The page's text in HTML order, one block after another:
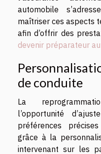
automobile
maîtriser ces aspects
afin d’offrir des
devenir préparateur
de conduite
La
l’opportunité
préférences
grâce à la
intervenant sur les